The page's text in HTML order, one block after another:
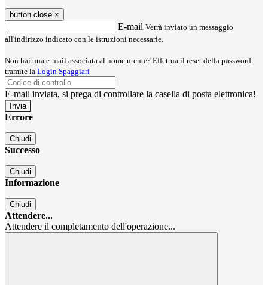
button close ×
E-mail Verrà inviato un messaggio
all'indirizzo indicato con le istruzioni necessarie.
Non hai una e-mail associata al nome utente? Effettua il reset della password
tramite la Login Spaggiari
E-mail inviata, si prega di controllare la casella di posta elettronica!
Errore
Chiudi
Successo
Chiudi
Informazione
Chiudi
Attendere...
Attendere il completamento dell'operazione...